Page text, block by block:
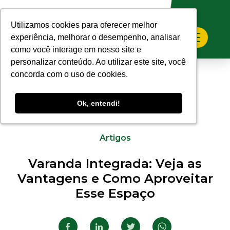
Utilizamos cookies para oferecer melhor
experiência, melhorar o desempenho, analisar
como você interage em nosso site e
personalizar conteúdo. Ao utilizar este site, você
concorda com o uso de cookies.
Ok, entendi!
Utilizamos cookies para oferecer melhor
experiência, melhorar o desempenho, analisar
como você interage em nosso site e
personalizar conteúdo. Ao utilizar este site, você
concorda com o uso de cookies.
Ok, entendi!
Artigos
Varanda Integrada: Veja as
Vantagens e Como Aproveitar
Esse Espaço